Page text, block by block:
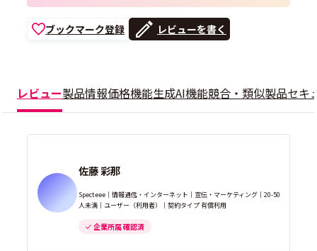
ブックマーク登録 レビューを書く
レビュー製品情報価格機能生成AI機能競合・類似製品セキ
佐藤 彩那
Specteee｜情報通信・インターネット｜宣伝・マーケティング｜20-50
人未満｜ユーザー（利用者）｜契約タイプ 有償利用
企業所属 確認済